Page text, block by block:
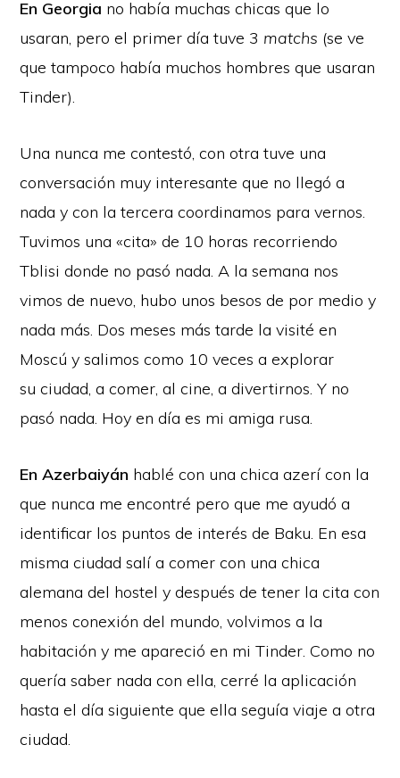
En Georgia no había muchas chicas que lo
usaran, pero el primer día tuve 3 matchs (se ve
que tampoco había muchos hombres que usaran
Tinder).
Una nunca me contestó, con otra tuve una
conversación muy interesante que no llegó a
nada y con la tercera coordinamos para vernos.
Tuvimos una «cita» de 10 horas recorriendo
Tblisi donde no pasó nada. A la semana nos
vimos de nuevo, hubo unos besos de por medio y
nada más. Dos meses más tarde la visité en
Moscú y salimos como 10 veces a explorar
su ciudad, a comer, al cine, a divertirnos. Y no
pasó nada. Hoy en día es mi amiga rusa.
En Azerbaiyán hablé con una chica azerí con la
que nunca me encontré pero que me ayudó a
identificar los puntos de interés de Baku. En esa
misma ciudad salí a comer con una chica
alemana del hostel y después de tener la cita con
menos conexión del mundo, volvimos a la
habitación y me apareció en mi Tinder. Como no
quería saber nada con ella, cerré la aplicación
hasta el día siguiente que ella seguía viaje a otra
ciudad.